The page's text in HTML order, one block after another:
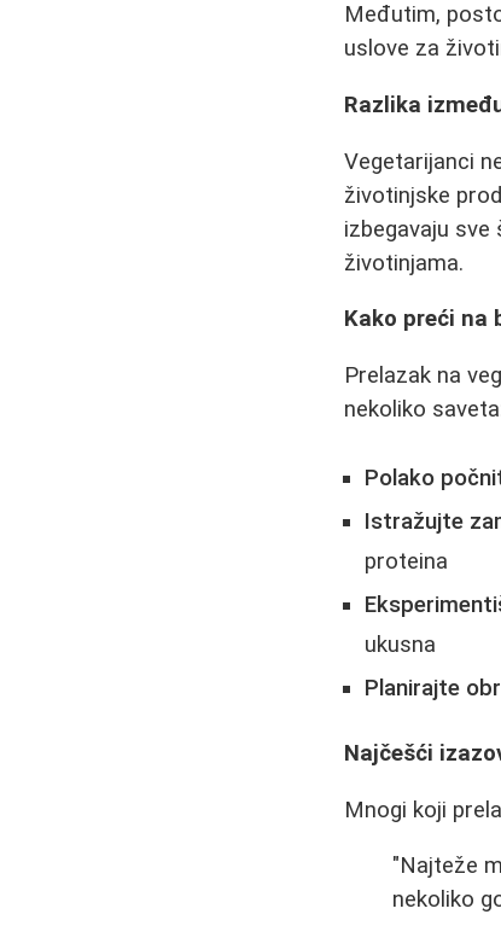
Međutim,
uslove za
Razlika
Vegetarijanci
životinjske
izbegavaju
životinjama.
Kako preći na
Prelazak na
nekoliko
Polako
Istražujte
proteina
ukusna
Planirajte
Najčešći
Mnogi koji
"Najteže
nekoliko